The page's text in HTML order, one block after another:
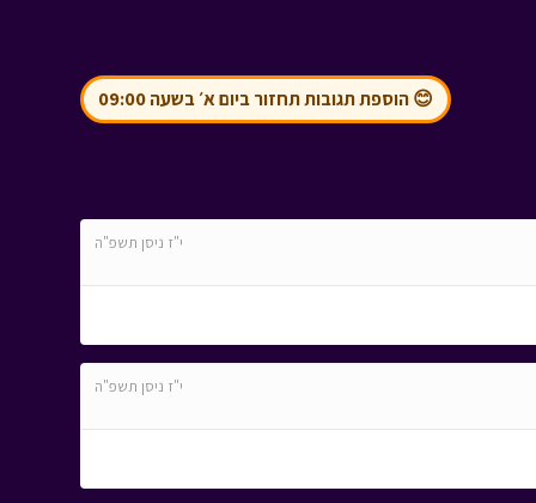
😊 הוספת תגובות תחזור ביום א׳ בשעה 09:00
י"ז ניסן תשפ"ה
י"ז ניסן תשפ"ה